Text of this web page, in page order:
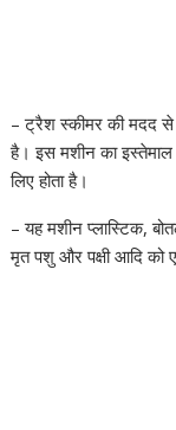
– ट्रैश स्कीमर की मदद से
है। इस मशीन का
लिए होता है।
– यह मशीन प्लास्टिक,
मृत पशु और पक्षी आदि को